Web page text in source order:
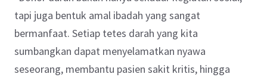
tapi juga bentuk amal ibadah yang sangat
bermanfaat. Setiap tetes darah yang kita
sumbangkan dapat menyelamatkan nyawa
seseorang, membantu pasien sakit kritis, hingga